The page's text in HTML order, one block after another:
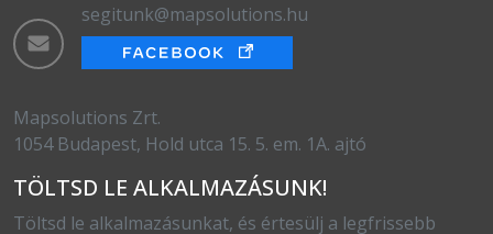
segitunk@mapsolutions.hu
Mapsolutions Zrt.
1054 Budapest, Hold utca 15. 5. em. 1A. ajtó
TÖLTSD LE ALKALMAZÁSUNK!
Töltsd le alkalmazásunkat, és értesülj a legfrissebb